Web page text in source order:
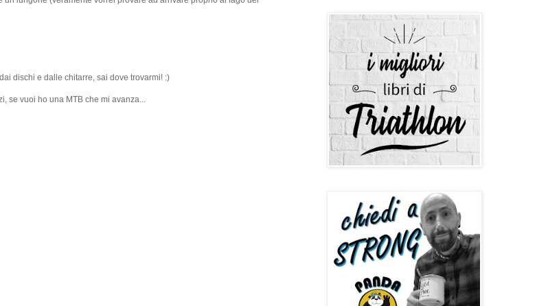
dischi e dalle chitarre, sai dove trovarmi! :)
se vuoi ho una MTB che mi avanza...